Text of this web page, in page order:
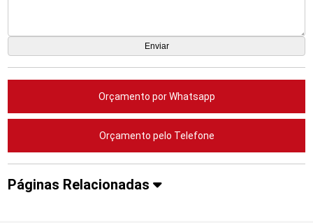
Orçamento por Whatsapp
Orçamento pelo Telefone
Páginas Relacionadas